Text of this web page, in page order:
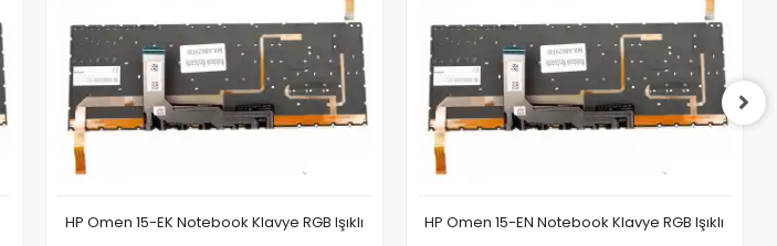
HP Omen 15-EK Notebook Klavye RGB Işıklı HP Omen 15-EN Notebook Klavye RGB Işıklı